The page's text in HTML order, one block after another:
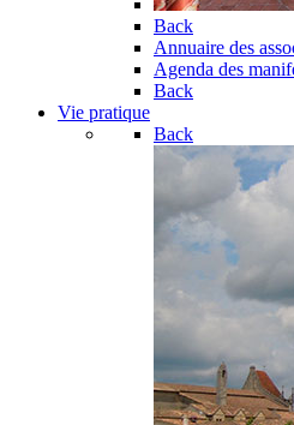
Back
Annuaire des
Agenda des
Back
Vie pratique
Back